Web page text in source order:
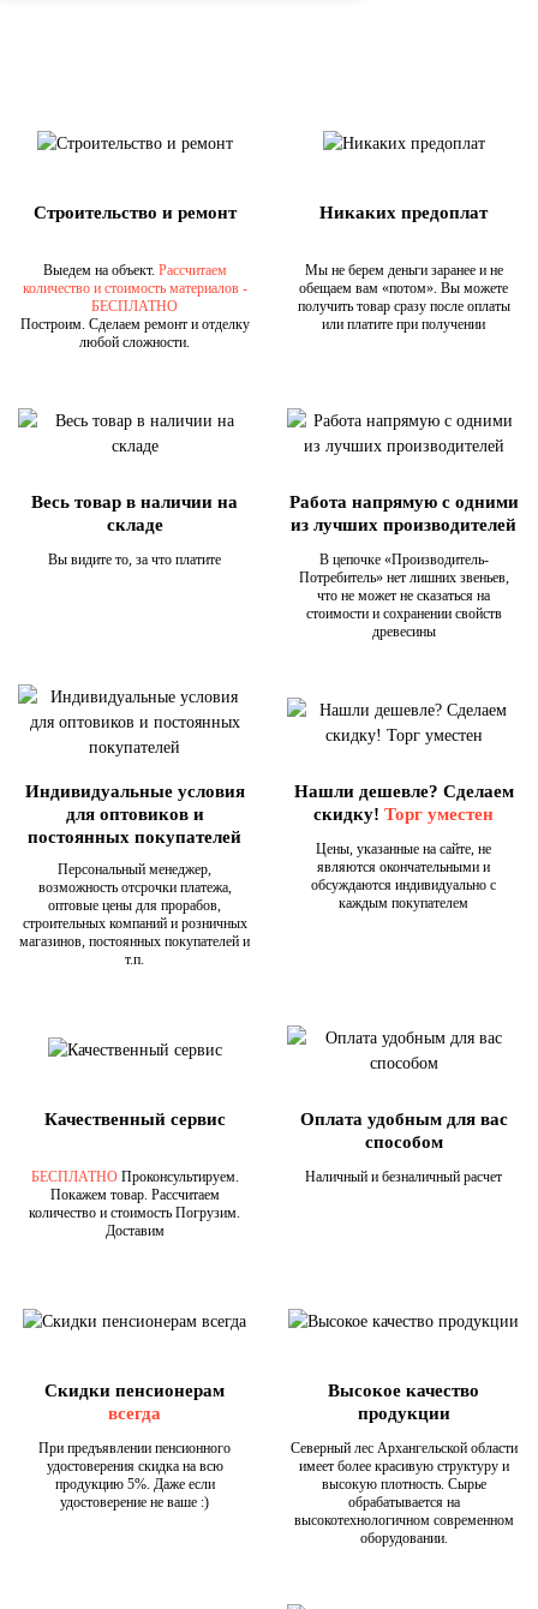
Строительство и ремонт
Выедем на объект. Рассчитаем
количество и стоимость материалов -
БЕСПЛАТНО
Построим. Сделаем ремонт и отделку
любой сложности.
Никаких предоплат
Мы не берем деньги заранее и не
обещаем вам «потом». Вы можете
получить товар сразу после оплаты
или платите при получении
Весь товар в наличии на
складе
Вы видите то, за что платите
Работа напрямую с одними
из лучших производителей
В цепочке «Производитель-
Потребитель» нет лишних звеньев,
что не может не сказаться на
стоимости и сохранении свойств
древесины
Индивидуальные условия
для оптовиков и
постоянных покупателей
Персональный менеджер,
возможность отсрочки платежа,
оптовые цены для прорабов,
строительных компаний и розничных
магазинов, постоянных покупателей и
т.п.
Нашли дешевле? Сделаем
скидку! Торг уместен
Цены, указанные на сайте, не
являются окончательными и
обсуждаются индивидуально с
каждым покупателем
Качественный сервис
БЕСПЛАТНОПроконсультируем.
Покажем товар. Рассчитаем
количество и стоимость Погрузим.
Доставим
Оплата удобным для вас
способом
Наличный и безналичный расчет
Скидки пенсионерам
всегда
При предъявлении пенсионного
удостоверения скидка на всю
продукцию 5%. Даже если
удостоверение не ваше :)
Высокое качество
продукции
Северный лес Архангельской области
имеет более красивую структуру и
высокую плотность. Сырье
обрабатывается на
высокотехнологичном современном
оборудовании.